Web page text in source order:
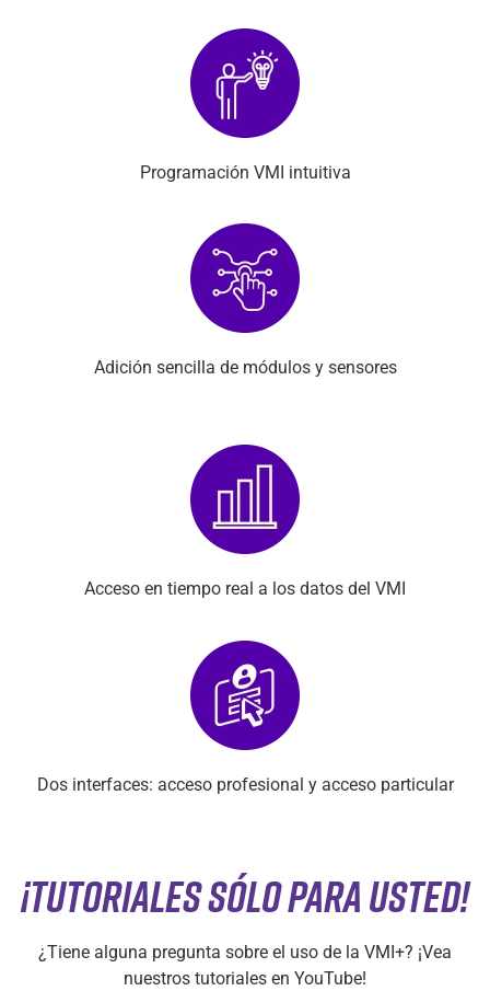
Programación VMI intuitiva
Adición sencilla de módulos y sensores
Acceso en tiempo real a los datos del VMI
Dos interfaces: acceso profesional y acceso particular
¡Tutoriales sólo para usted!
¿Tiene alguna pregunta sobre el uso de la VMI+? ¡Vea
nuestros tutoriales en YouTube!